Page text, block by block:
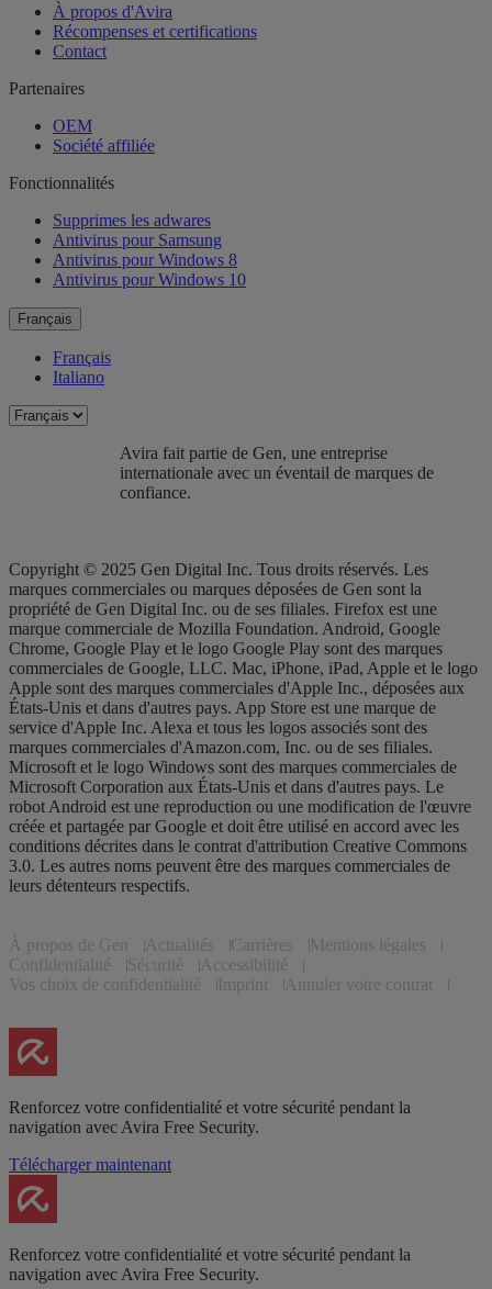
À propos d'Avira
Récompenses et certifications
Contact
Partenaires
OEM
Société affiliée
Fonctionnalités
Supprimes les adwares
Antivirus pour Samsung
Antivirus pour Windows 8
Antivirus pour Windows 10
Français
Français
Italiano
Avira fait partie de Gen, une entreprise
internationale avec un éventail de marques de
confiance.​
Copyright © 2025 Gen Digital Inc. Tous droits réservés. Les
marques commerciales ou marques déposées de Gen sont la
propriété de Gen Digital Inc. ou de ses filiales. Firefox est une
marque commerciale de Mozilla Foundation. Android, Google
Chrome, Google Play et le logo Google Play sont des marques
commerciales de Google, LLC. Mac, iPhone, iPad, Apple et le logo
Apple sont des marques commerciales d'Apple Inc., déposées aux
États-Unis et dans d'autres pays. App Store est une marque de
service d'Apple Inc. Alexa et tous les logos associés sont des
marques commerciales d'Amazon.com, Inc. ou de ses filiales.
Microsoft et le logo Windows sont des marques commerciales de
Microsoft Corporation aux États-Unis et dans d'autres pays. Le
robot Android est une reproduction ou une modification de l'œuvre
créée et partagée par Google et doit être utilisé en accord avec les
conditions décrites dans le contrat d'attribution Creative Commons
3.0. Les autres noms peuvent être des marques commerciales de
leurs détenteurs respectifs.
À propos de Gen Actualités Carrières
Mentions légales
Confidentialité
Sécurité
Accessibilité
Vos choix de confidentialité
Imprint Annuler votre contrat
Renforcez votre confidentialité et votre sécurité pendant la
navigation avec Avira Free Security.
Télécharger maintenant
Renforcez votre confidentialité et votre sécurité pendant la
navigation avec Avira Free Security.